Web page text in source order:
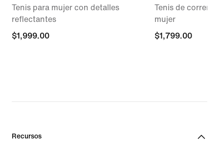
Tenis para mujer con detalles
reflectantes
$1,999.00
$1,999.00
Tenis de correr
mujer
$1,799.00
$1,799.00
Recursos